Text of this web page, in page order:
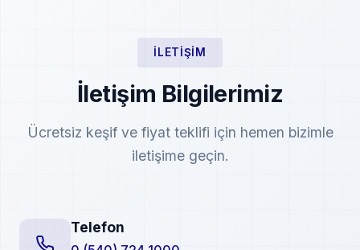
İLETIŞIM
İletişim Bilgilerimiz
Ücretsiz keşif ve fiyat teklifi için hemen bizimle
iletişime geçin.
Telefon